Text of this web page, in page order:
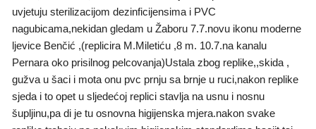
uvjetuju sterilizacijom dezinficijensima i PVC
nagubicama,nekidan gledam u Žaboru 7.7.novu ikonu moderne
ljevice Benčić ,(replicira M.Miletiću ,8 m. 10.7.na kanalu
Pernara oko prisilnog pelcovanja)Ustala zbog replike,,skida ,
gužva u šaci i mota onu pvc prnju sa brnje u ruci,nakon replike
sjeda i to opet u sljedećoj replici stavlja na usnu i nosnu
šupljinu,pa di je tu osnovna higijenska mjera.nakon svake